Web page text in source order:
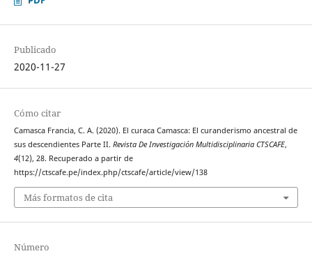
Publicado
2020-11-27
Cómo citar
Camasca Francia, C. A. (2020). El curaca Camasca: El curanderismo ancestral de
sus descendientes Parte II. Revista De Investigación Multidisciplinaria CTSCAFE,
4(12), 28. Recuperado a partir de
https://ctscafe.pe/index.php/ctscafe/article/view/138
Más formatos de cita
Número